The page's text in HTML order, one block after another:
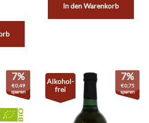
In den Warenkorb
7%
€0,49
sparen
Alkohol-
frei
7%
€0,75
sparen